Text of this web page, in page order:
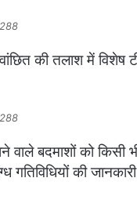
की तलाश में
बदमाशों को किसी
की